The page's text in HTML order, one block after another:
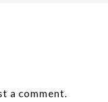
a comment.